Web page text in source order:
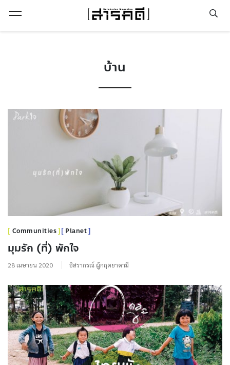
บ้าน
Communities Planet
มุมรัก (ที่) พักใจ
28 เมษายน 2020 อิสรากรณ์ ผู้กฤตยาคามี